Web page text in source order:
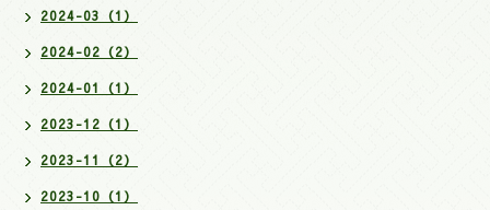
2024-03（1）
2024-02（2）
2024-01（1）
2023-12（1）
2023-11（2）
2023-10（1）